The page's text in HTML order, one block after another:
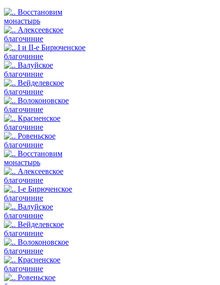
Восстановим
монастырь
Алексеевское
благочиние
I и II-е Бирюченское
благочиние
Валуйское
благочиние
Вейделевское
благочиние
Волоконовское
благочиние
Красненское
благочиние
Ровеньское
благочиние
Восстановим
монастырь
Алексеевское
благочиние
I-е Бирюченское
благочиние
Валуйское
благочиние
Вейделевское
благочиние
Волоконовское
благочиние
Красненское
благочиние
Ровеньское